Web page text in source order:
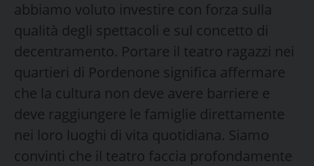
abbiamo voluto investire con forza sulla
qualità degli spettacoli e sul concetto di
decentramento. Portare il teatro ragazzi nei
quartieri di Pordenone significa affermare
che la cultura non deve avere barriere e
deve raggiungere le famiglie direttamente
nei loro luoghi di vita quotidiana. Siamo
convinti che il teatro faccia profondamente